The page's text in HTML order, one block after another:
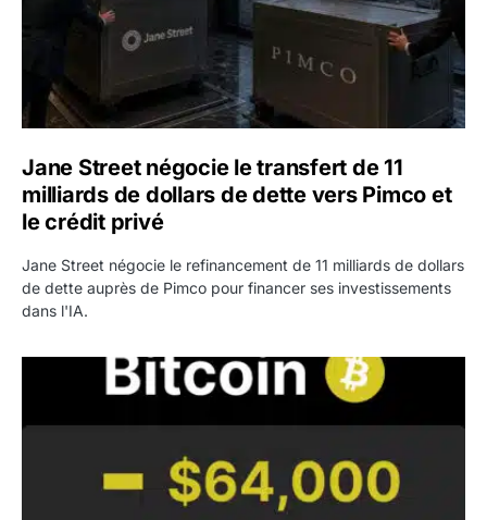
Jane Street négocie le transfert de 11
milliards de dollars de dette vers Pimco et
le crédit privé
Jane Street négocie le refinancement de 11 milliards de dollars
de dette auprès de Pimco pour financer ses investissements
dans l'IA.
Bitcoin stagne à 64 000 dollars pendant que les